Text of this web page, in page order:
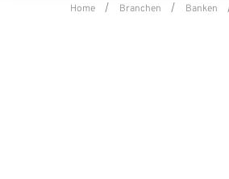
Home Branchen Banken